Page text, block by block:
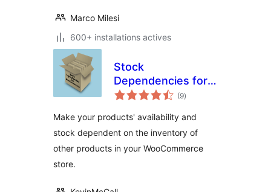
Marco Milesi
600+ installations actives
Stock
Dependencies for
WooCommerce
(9notes
en
)
Make your products' availability and
stock dependent on the inventory of
other products in your WooCommerce
store.